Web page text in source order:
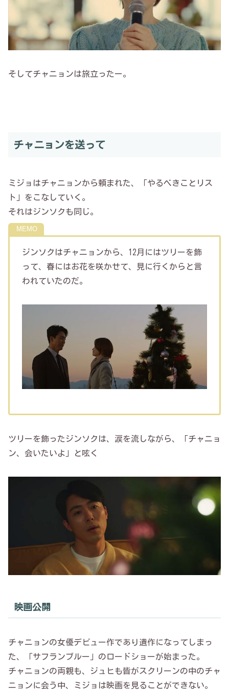
そしてチャニョンは旅立ったー。
チャニョンを送って
ミジョはチャニョンから頼まれた、「やるべきことリス
ト」をこなしていく。
それはジンソクも同じ。
ジンソクはチャニョンから、12月にはツリーを飾
って、春にはお花を咲かせて、見に行くからと言
われていたのだ。
ツリーを飾ったジンソクは、涙を流しながら、「チャニョ
ン、会いたいよ」と呟く
映画公開
チャニョンの女優デビュー作であり遺作になってしまっ
た、「サフランブルー」のロードショーが始まった。
チャニョンの両親も、ジュヒも皆がスクリーンの中のチャ
ニョンに会う中、ミジョは映画を見ることができない。